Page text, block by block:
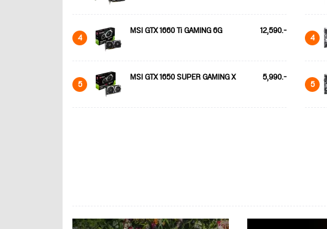
4 MSI GTX 1660 Ti GAMING 6G 12,590.-
5 MSI GTX 1650 SUPER GAMING X 5,990.-
4
5